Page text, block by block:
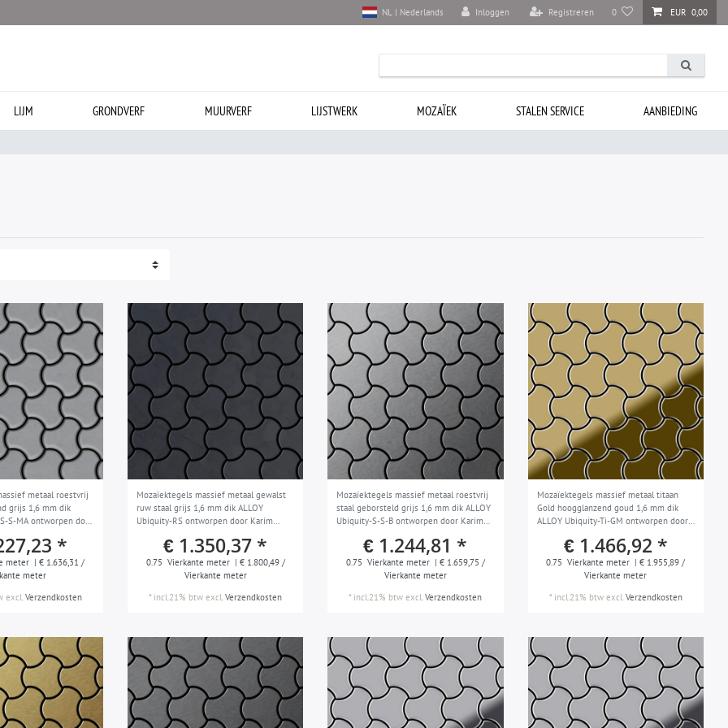
Inloggen Registreren 0 EUR 0,00
NL | Nederlands
LIJM GRONDVERF MUURVERF LIJSTWERK MOZAÏEK STALEN SERVICE AANBIEDING
metaal roestvrij
grijs 1,6 mm dik
S-MA ontworpen door
*
meter | € 1.636,31 /
meter
excl.Verzendkosten
Mozaïektegels massief metaal gewalst
ruw staal grijs 1,6 mm dik ALLOY
Ubiquity-RS ontworpen door Karim
€ 1.350,37 *
0.75 Vierkante meter | € 1.800,49 /
Vierkante meter
* incl.21% btw excl.Verzendkosten
Mozaïektegels massief metaal roestvrij
staal geborsteld grijs 1,6 mm dik ALLOY
Ubiquity-S-S-B ontworpen door Karim
€ 1.244,81 *
0.75 Vierkante meter | € 1.659,75 /
Vierkante meter
* incl.21% btw excl.Verzendkosten
Mozaïektegels massief metaal titaan
Gold hoogglanzend goud 1,6 mm dik
ALLOY Ubiquity-Ti-GM ontworpen door
€ 1.466,92 *
0.75 Vierkante meter | € 1.955,89 /
Vierkante meter
* incl.21% btwexcl.Verzendkosten